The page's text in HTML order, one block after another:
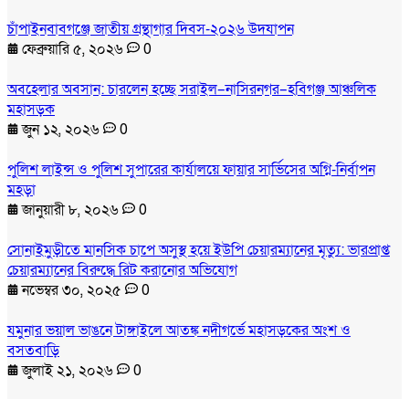
চাঁপাইনবাবগঞ্জে জাতীয় গ্রন্থাগার দিবস-২০২৬ উদযাপন
ফেব্রুয়ারি ৫, ২০২৬
0
অবহেলার অবসান: চারলেন হচ্ছে সরাইল–নাসিরনগর–হবিগঞ্জ আঞ্চলিক
মহাসড়ক
জুন ১২, ২০২৬
0
পুলিশ লাইন্স ও পুলিশ সুপারের কার্যালয়ে ফায়ার সার্ভিসের অগ্নি-নির্বাপন
মহড়া
জানুয়ারী ৮, ২০২৬
0
সোনাইমুড়ীতে মানসিক চাপে অসুস্থ হয়ে ইউপি চেয়ারম্যানের মৃত্যু: ভারপ্রাপ্ত
চেয়ারম্যানের বিরুদ্ধে রিট করানোর অভিযোগ
নভেম্বর ৩০, ২০২৫
0
যমুনার ভয়াল ভাঙনে টাঙ্গাইলে আতঙ্ক নদীগর্ভে মহাসড়কের অংশ ও
বসতবাড়ি
জুলাই ২১, ২০২৬
0